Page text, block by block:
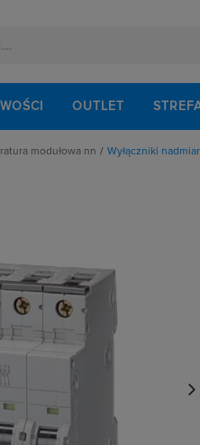
OUTLET
silników elektrycznych
modułowa nn
Pozostałe akcesoria
Przekaźniki impulsowe
Przekaźniki instalacyjne
Przyciski modułowe
Regulatory temperatury
Rozłączniki bezpiecznikowe D0
Rozłączniki i przełączniki
Styczniki modułowe
Szyny łączeniowe widełkowe i sztyftowe
Transformatory dzwonkowe
Wkładki bezpiecznikowe cylindryczne
Wyłączniki